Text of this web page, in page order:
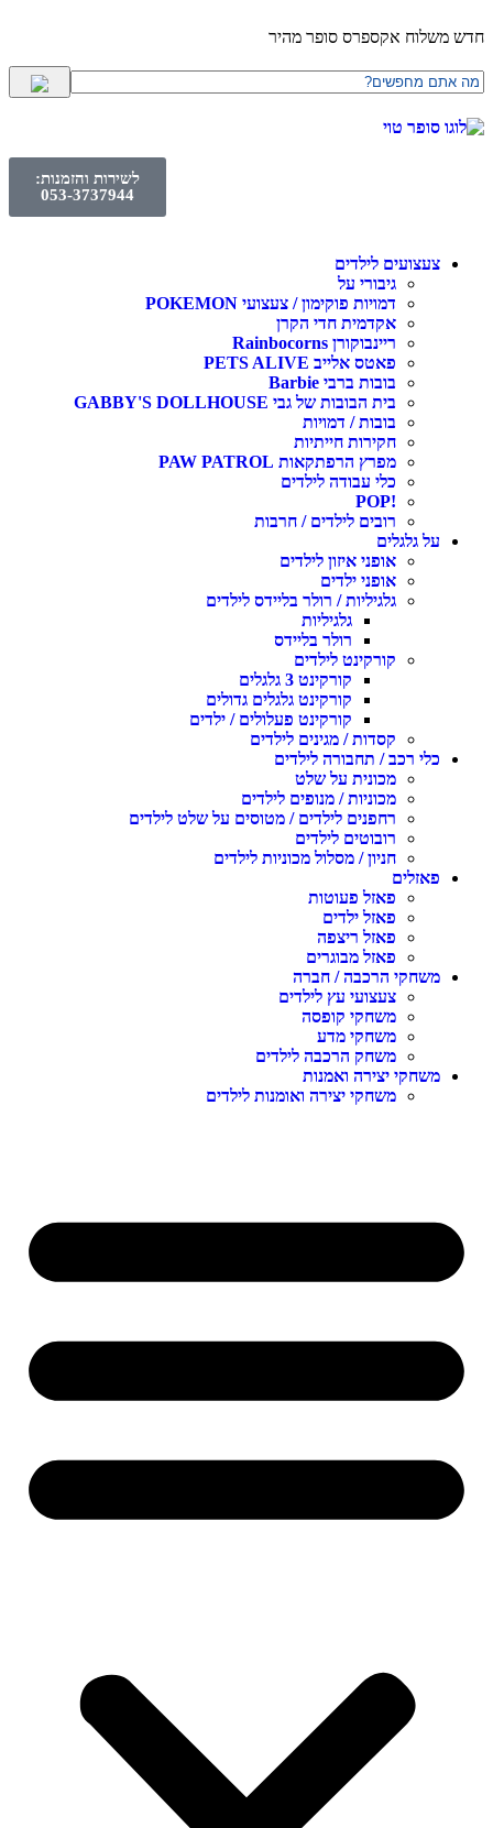
חדש משלוח אקספרס סופר מהיר
לשירות והזמנות:
053-3737944
צעצועים לילדים
גיבורי על
דמויות פוקימון / צעצועי POKEMON
אקדמית חדי הקרן
ריינבוקורן Rainbocorns
פאטס אלייב PETS ALIVE
בובות ברבי Barbie
בית הבובות של גבי GABBY'S DOLLHOUSE
בובות / דמויות
חקירות חייתיות
מפרץ הרפתקאות PAW PATROL
כלי עבודה לילדים
!POP
רובים לילדים / חרבות
על גלגלים
אופני איזון לילדים
אופני ילדים
גלגיליות / רולר בליידס לילדים
גלגיליות
רולר בליידס
קורקינט לילדים
קורקינט 3 גלגלים
קורקינט גלגלים גדולים
קורקינט פעלולים / ילדים
קסדות / מגינים לילדים
כלי רכב / תחבורה לילדים
מכונית על שלט
מכוניות / מנופים לילדים
רחפנים לילדים / מטוסים על שלט לילדים
רובוטים לילדים
חניון / מסלול מכוניות לילדים
פאזלים
פאזל פעוטות
פאזל ילדים
פאזל ריצפה
פאזל מבוגרים
משחקי הרכבה / חברה
צעצועי עץ לילדים
משחקי קופסה
משחקי מדע
משחק הרכבה לילדים
משחקי יצירה ואמנות
משחקי יצירה ואומנות לילדים